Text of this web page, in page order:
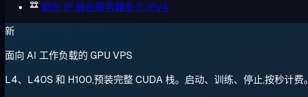
额外 IP 每台服务器多个 IPv4
新
面向 AI 工作负载的 GPU VPS
L4、L40S 和 H100,预装完整 CUDA 栈。启动、训练、停止,按秒计费。